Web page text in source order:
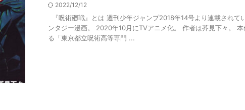
2022/12/12
『呪術廻戦』とは 週刊少年ジャンプ2018年14号より連載されて
ンタジー漫画。 2020年10月にTVアニメ化。 作者は芥見下々。
る「東京都立呪術高等専門 ...